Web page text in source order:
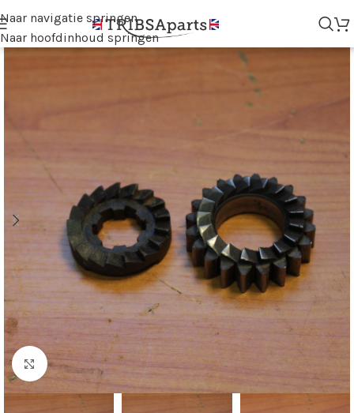
Naar navigatie springen
Naar hoofdinhoud springen
Klik voor vergroting